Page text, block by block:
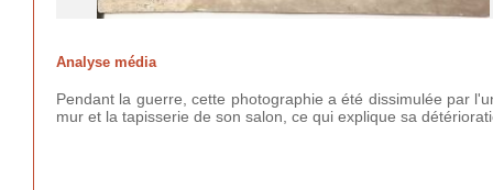
Analyse média
Pendant la guerre, cette photographie a été dissimulée par
mur et la tapisserie de son salon, ce qui explique sa